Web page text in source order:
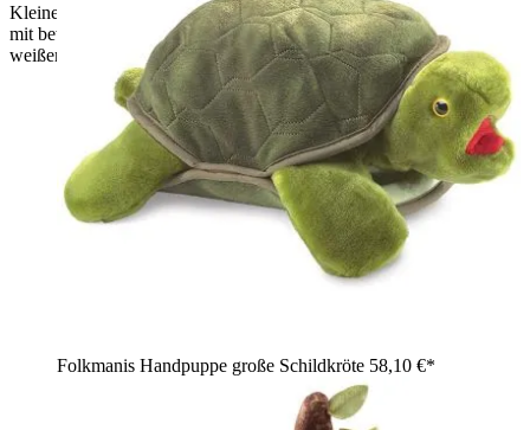
Kleines Mädchen führt gelbe Folkmanis Entchen-Handpuppe
mit beweglichem Schnabel an der Hand, Seitenansicht vor
weißem Hintergrund
Folkmanis Handpuppe große Schildkröte 58,10 €*